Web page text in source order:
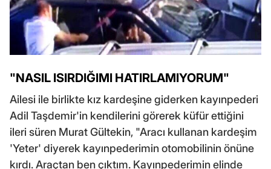
"NASIL ISIRDIĞIMI HATIRLAMIYORUM"
Ailesi ile birlikte kız kardeşine giderken kayınpederi
Adil Taşdemir'in kendilerini görerek küfür ettiğini
ileri süren Murat Gültekin, "Aracı kullanan kardeşim
'Yeter' diyerek kayınpederimin otomobilinin önüne
kırdı. Araçtan ben çıktım. Kayınpederimin elinde